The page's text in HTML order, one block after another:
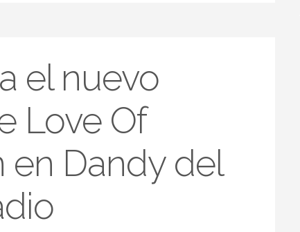
el nuevo
Love Of
en Dandy del